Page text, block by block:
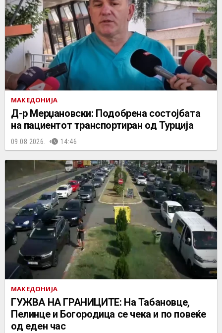
МАКЕДОНИЈА
Д-р Мерџановски: Подобрена состојбата
на пациентот транспортиран од Турција
09.08.2026. 14:46
МАКЕДОНИЈА
ГУЖВА НА ГРАНИЦИТЕ: На Табановце,
Пелинце и Богородица се чека и по повеќе
од еден час